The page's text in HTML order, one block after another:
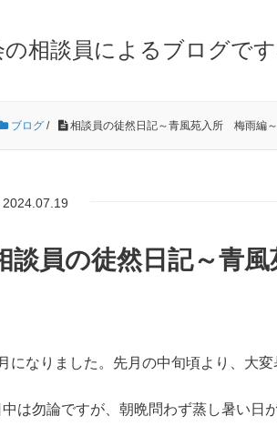
の相談員によるブログで
ブログ / 相談員の徒然日記～青風苑入所 梅雨編～
2024.07.19
談員の徒然日記～青
になりました。先月の中旬頃より、大変
中は勿論ですが、朝晩問わず蒸し暑い日